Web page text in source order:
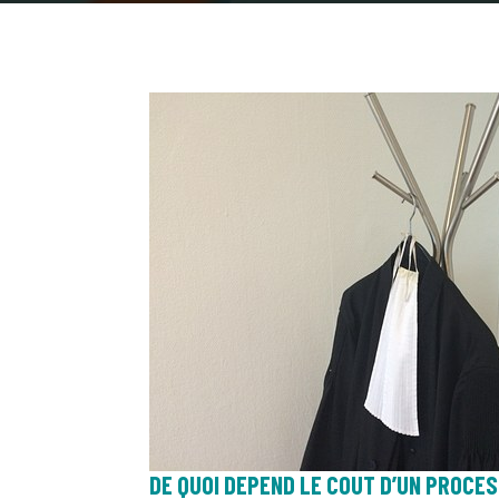
DE QUOI DEPEND LE COUT D’UN